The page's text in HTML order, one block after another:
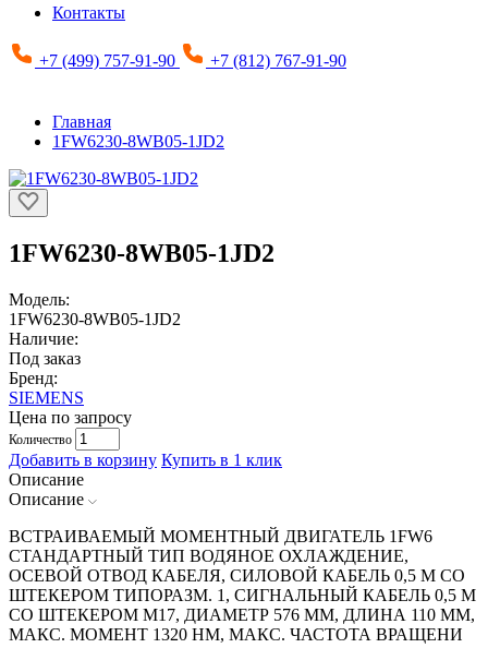
Контакты
+7 (499) 757-91-90 +7 (812) 767-91-90
Главная
1FW6230-8WB05-1JD2
1FW6230-8WB05-1JD2
Модель:
1FW6230-8WB05-1JD2
Наличие:
Под заказ
Бренд:
SIEMENS
Цена по запросу
Количество
Добавить в корзину Купить в 1 клик
Описание
Описание
ВСТРАИВАЕМЫЙ МОМЕНТНЫЙ ДВИГАТЕЛЬ 1FW6
СТАНДАРТНЫЙ ТИП ВОДЯНОЕ ОХЛАЖДЕНИЕ,
ОСЕВОЙ ОТВОД КАБЕЛЯ, СИЛОВОЙ КАБЕЛЬ 0,5 М СО
ШТЕКЕРОМ ТИПОРАЗМ. 1, СИГНАЛЬНЫЙ КАБЕЛЬ 0,5 М
СО ШТЕКЕРОМ М17, ДИАМЕТР 576 ММ, ДЛИНА 110 ММ,
МАКС. МОМЕНТ 1320 HM, МАКС. ЧАСТОТА ВРАЩЕНИ